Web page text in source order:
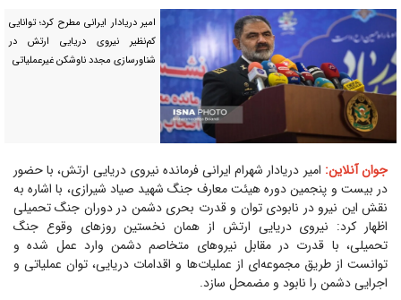
امیر دریادار ایرانی مطرح کرد؛ توانایی
‌کم‌نظیر نیروی دریایی ارتش در
شناورسازی مجدد ناوشکن غیرعملیاتی
جوان آنلاین: امیر دریادار شهرام ایرانی فرمانده نیروی دریایی ارتش، با حضور
در بیست و پنجمین دوره‌ هیئت معارف جنگ شهید صیاد شیرازی، با اشاره به
نقش این نیرو در نابودی توان و قدرت بحری دشمن در دوران جنگ تحمیلی
اظهار کرد: نیروی دریایی ارتش از همان نخستین روزهای وقوع جنگ
تحمیلی، با قدرت در مقابل نیروهای متخاصم دشمن وارد عمل شده و
توانست از طریق مجموعه‌ای از عملیات‌ها و اقدامات دریایی، توان عملیاتی و
اجرایی دشمن را نابود و مضمحل سازد.